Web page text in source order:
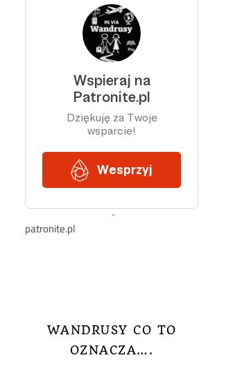
patronite.pl
WANDRUSY CO TO
OZNACZA….